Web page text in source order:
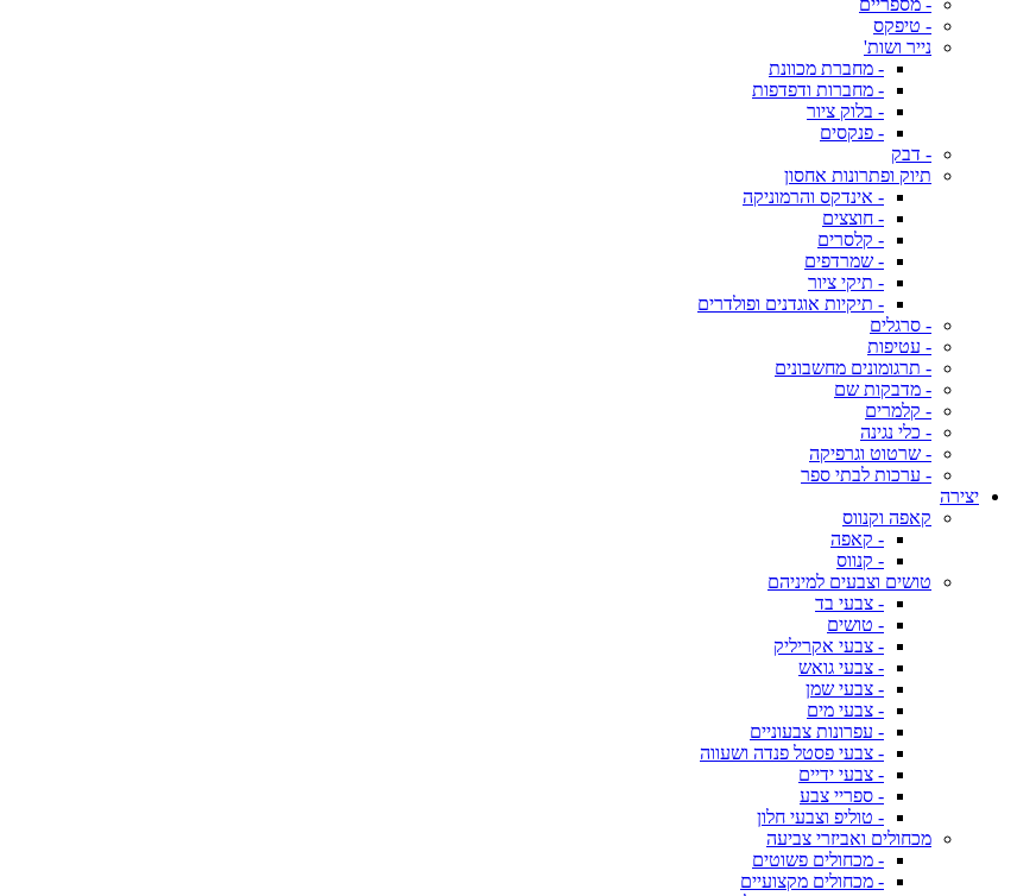
- מספריים
- טיפקס
נייר ושות'
- מחברת מכוונת
- מחברות ודפדפות
- בלוק ציור
- פנקסים
- דבק
תיוק ופתרונות אחסון
- אינדקס והרמוניקה
- חוצצים
- קלסרים
- שמרדפים
- תיקי ציור
- תיקיות אוגדנים ופולדרים
- סרגלים
- עטיפות
- תרגומונים מחשבונים
- מדבקות שם
- קלמרים
- כלי נגינה
- שרטוט וגרפיקה
- ערכות לבתי ספר
יצירה
קאפה וקנווס
- קאפה
- קנווס
טושים וצבעים למיניהם
- צבעי בד
- טושים
- צבעי אקריליק
- צבעי גואש
- צבעי שמן
- צבעי מים
- עפרונות צבעוניים
- צבעי פסטל פנדה ושעווה
- צבעי ידיים
- ספריי צבע
- טוליפ וצבעי חלון
מכחולים ואביזרי צביעה
- מכחולים פשוטים
- מכחולים מקצועיים